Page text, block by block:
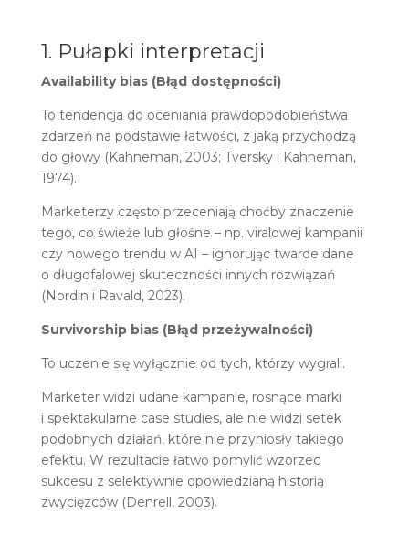
1. Pułapki interpretacji
Availability bias (Błąd dostępności)
To tendencja do oceniania prawdopodobieństwa
zdarzeń na podstawie łatwości, z jaką przychodzą
do głowy (Kahneman, 2003; Tversky i Kahneman,
1974).
Marketerzy często przeceniają choćby znaczenie
tego, co świeże lub głośne – np. viralowej kampanii
czy nowego trendu w AI – ignorując twarde dane
o długofalowej skuteczności innych rozwiązań
(Nordin i Ravald, 2023).
Survivorship bias (Błąd przeżywalności)
To uczenie się wyłącznie od tych, którzy wygrali.
Marketer widzi udane kampanie, rosnące marki
i spektakularne case studies, ale nie widzi setek
podobnych działań, które nie przyniosły takiego
efektu. W rezultacie łatwo pomylić wzorzec
sukcesu z selektywnie opowiedzianą historią
zwycięzców (Denrell, 2003).